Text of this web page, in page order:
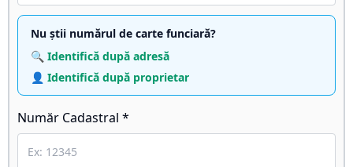
Nu știi numărul de carte funciară?
🔍 Identifică după adresă
👤 Identifică după proprietar
Număr Cadastral *